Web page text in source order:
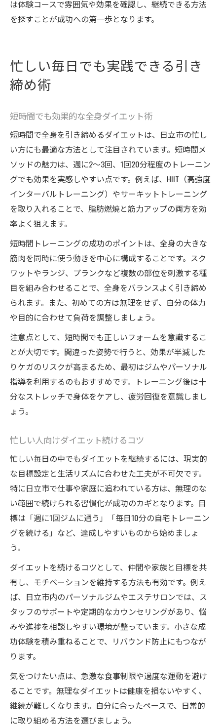
は体験コースで雰囲気や効果を確認し、継続できる方法
を探すことが成功への第一歩となります。
忙しい毎日でも実践できる引き
締め術
短時間でも効果的な全身ダイエット術
短時間で全身を引き締めるダイエットは、日立市の忙し
い方にも最適な方法として注目されています。短時間メ
ソッドの魅力は、週に2～3回、1回20分程度のトレーニン
グでも効果を実感しやすい点です。例えば、HIIT（高強度
インターバルトレーニング）やサーキットトレーニング
を取り入れることで、脂肪燃焼と筋力アップの両方を効
率よく狙えます。
短時間トレーニングの成功のポイントは、全身の大きな
筋肉を同時に使う動きを中心に構成することです。スク
ワットやランジ、プランクなど複数の部位を刺激する種
目を組み合わせることで、全身をバランスよく引き締め
られます。また、初めての方は無理をせず、自分の体力
や目的に合わせて負荷を調整しましょう。
注意点として、短時間でも正しいフォームを意識するこ
とが大切です。間違った姿勢で行うと、効果が半減した
りケガのリスクが高まるため、最初はジムやパーソナル
指導を利用するのもおすすめです。トレーニング後は十
分なストレッチで身体をケアし、疲労回復を意識しまし
ょう。
忙しい人向けダイエット続けるコツ
忙しい毎日の中でもダイエットを継続するには、現実的
な目標設定と生活リズムに合わせた工夫が不可欠です。
特に日立市で仕事や家庭に追われている方は、無理のな
い範囲で続けられる習慣化が成功のカギとなります。目
標は「週に1回ジムに通う」「毎日10分の自宅トレーニン
グを続ける」など、達成しやすいものから始めましょ
う。
ダイエットを続けるコツとして、仲間や家族と目標を共
有し、モチベーションを維持する方法も有効です。例え
ば、日立市内のパーソナルジムやエステサロンでは、ス
タッフのサポートや定期的なカウンセリングがあり、悩
みや進捗を相談しやすい環境が整っています。小さな成
功体験を積み重ねることで、リバウンド防止にもつなが
ります。
気をつけたい点は、急激な食事制限や過度な運動を避け
ることです。無理なダイエットは健康を損ないやすく、
継続が難しくなります。自分に合ったペースで、日常的
に取り組める方法を選びましょう。